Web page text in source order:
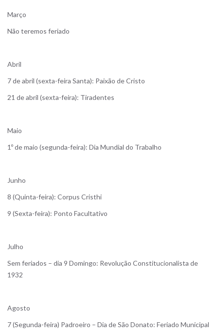
Março
Não teremos feriado
Abril
7 de abril (sexta-feira Santa): Paixão de Cristo
21 de abril (sexta-feira): Tiradentes
Maio
1º de maio (segunda-feira): Dia Mundial do Trabalho
Junho
8 (Quinta-feira): Corpus Cristhi
9 (Sexta-feira): Ponto Facultativo
Julho
Sem feriados – dia 9 Domingo: Revolução Constitucionalista de
1932
Agosto
7 (Segunda-feira) Padroeiro – Dia de São Donato: Feriado Municipal